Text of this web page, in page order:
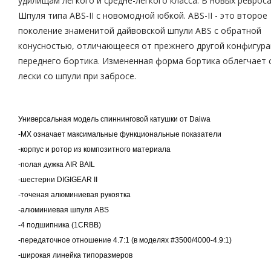
Шпуля типа ABS-II с новомодной юбкой. ABS-II - это второе
поколение знаменитой дайвовской шпули ABS с обратной
конусностью, отличающееся от прежнего другой
переднего бортика. Измененная форма бортика облегчает
лески со шпули при забросе.
Универсальная модель спиннинговой катушки от Daiwa
-МХ означает максимальные функциональные показатели
-корпус и ротор из композитного материала
-полая дужка AIR BAIL
-шестерни DIGIGEAR II
-точеная алюминиевая рукоятка
-алюминиевая шпуля ABS
-4 подшипника (1CRBB)
-передаточное отношение 4.7:1 (в моделях #3500/4000-4.9:1)
-широкая линейка типоразмеров